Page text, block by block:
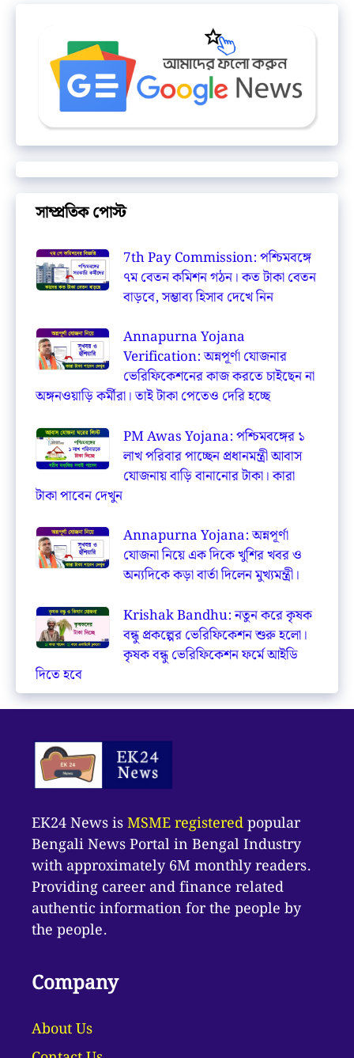
সাম্প্রতিক পোস্ট
7th Pay Commission: পশ্চিমবঙ্গে
৭ম বেতন কমিশন গঠন। কত টাকা বেতন
বাড়বে, সম্ভাব্য হিসাব দেখে নিন
Annapurna Yojana
Verification: অন্নপূর্ণা যোজনার
ভেরিফিকেশনের কাজ করতে চাইছেন না
অঙ্গনওয়াড়ি কর্মীরা। তাই টাকা পেতেও দেরি হচ্ছে
PM Awas Yojana: পশ্চিমবঙ্গের ১
লাখ পরিবার পাচ্ছেন প্রধানমন্ত্রী আবাস
যোজনায় বাড়ি বানানোর টাকা। কারা
টাকা পাবেন দেখুন
Annapurna Yojana: অন্নপূর্ণা
যোজনা নিয়ে এক দিকে খুশির খবর ও
অন্যদিকে কড়া বার্তা দিলেন মুখ্যমন্ত্রী।
Krishak Bandhu: নতুন করে কৃষক
বন্ধু প্রকল্পের ভেরিফিকেশন শুরু হলো।
কৃষক বন্ধু ভেরিফিকেশন ফর্মে আইডি
দিতে হবে
EK24 News isMSME registeredpopular
Bengali News Portal in Bengal Industry
with approximately 6M monthly readers.
Providing career and finance related
authentic information for the people by
the people.
Company
About Us